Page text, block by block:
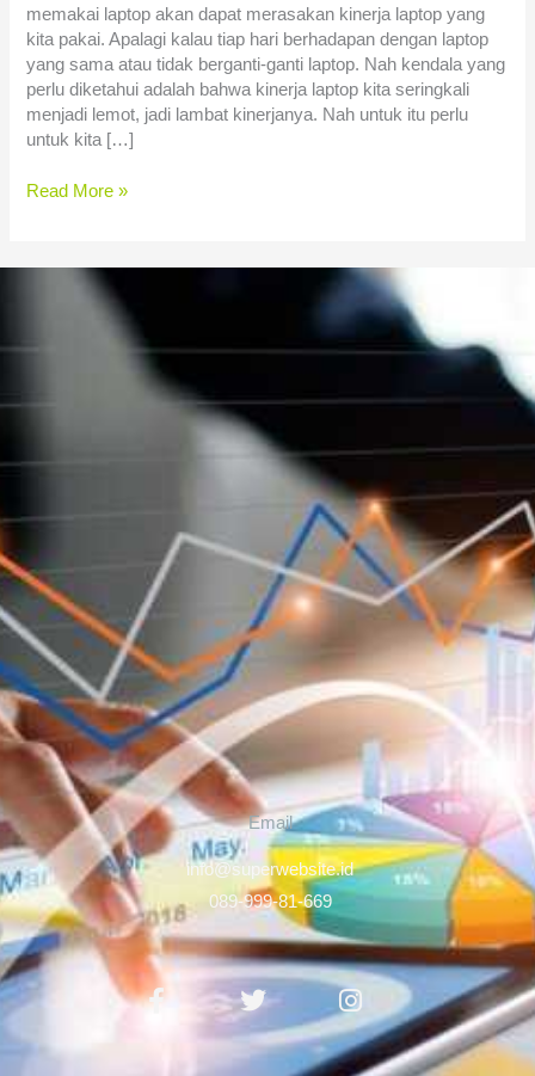
memakai laptop akan dapat merasakan kinerja laptop yang
kita pakai. Apalagi kalau tiap hari berhadapan dengan laptop
yang sama atau tidak berganti-ganti laptop. Nah kendala yang
perlu diketahui adalah bahwa kinerja laptop kita seringkali
menjadi lemot, jadi lambat kinerjanya. Nah untuk itu perlu
untuk kita […]
Read More »
Email
info@superwebsite.id
089-999-81-669
Facebook-
f
Twitter Instagram